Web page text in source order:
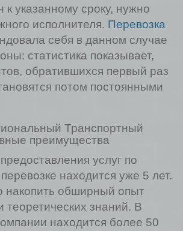
к указанному сроку, нужно
исполнителя. Перевозка
себя в данном случае
статистика показывает,
обратившихся первый раз
потом постоянными
Транспортный
преимущества
услуг по
находится уже 5 лет.
накопить обширный опыт
теоретических знаний. В
находится более 50